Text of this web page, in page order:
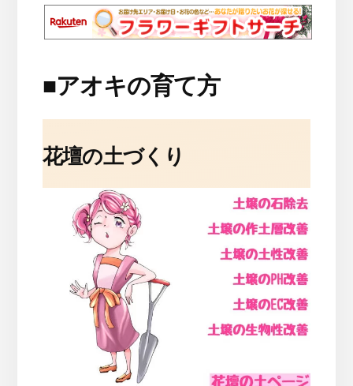
■アオキの育て方
花壇の土づくり